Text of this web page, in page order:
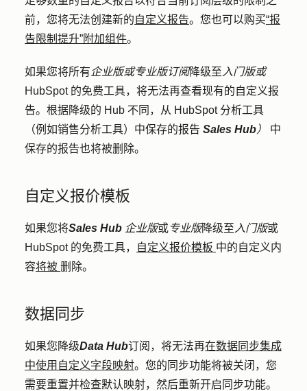
前，您将无法创建新的自定义报告。您也可以购买“报
告限制提升”附加组件。
如果您将所有企业版或专业版订阅降级至 入门版或
HubSpot 的免费工具，将无法再查看现有的自定义报
告。根据降级的 Hub 不同，从 HubSpot 分析工具
（例如销售分析工具）中保存的报告 Sales Hub）
中
保存的报告也将被删除。
自定义报价模板
如果您将Sales Hub 企业版或专业版降级至 入门版或
HubSpot 的免费工具，
自定义报价模板 中的自定义内
容将被 删除。
数据同步
如果您降级Data Hub订阅，将无法再在数据同步集成
中使用自定义字段映射。您的同步功能将被关闭，您
需要重置并检查默认映射，然后重新开启同步功能。